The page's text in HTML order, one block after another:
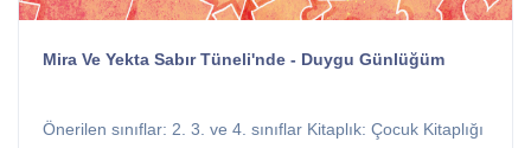
Mira Ve Yekta Sabır Tüneli'nde - Duygu Günlüğüm
Önerilen sınıflar: 2. 3. ve 4. sınıflar Kitaplık: Çocuk Kitaplığı